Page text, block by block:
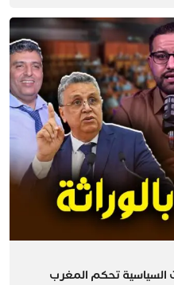
السياسية تحكم المغرب